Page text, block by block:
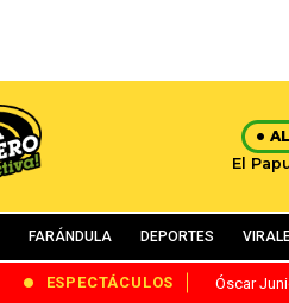
El
FARÁNDULA DEPORTES
ESPECTÁCULOS Óscar